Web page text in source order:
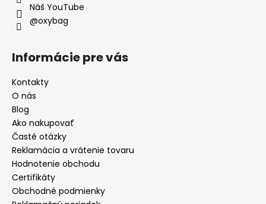
Náš YouTube
@oxybag
Informácie pre vás
Kontakty
O nás
Blog
Ako nakupovať
Časté otázky
Reklamácia a vrátenie tovaru
Hodnotenie obchodu
Certifikáty
Obchodné podmienky